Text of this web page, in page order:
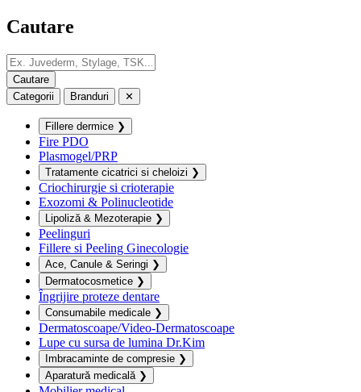
Cautare
Categorii Branduri ✕
Fillere dermice ❯
Fire PDO
Plasmogel/PRP
Tratamente cicatrici si cheloizi ❯
Criochirurgie si crioterapie
Exozomi & Polinucleotide
Lipoliză & Mezoterapie ❯
Peelinguri
Fillere si Peeling Ginecologie
Ace, Canule & Seringi ❯
Dermatocosmetice ❯
Îngrijire proteze dentare
Consumabile medicale ❯
Dermatoscoape/Video-Dermatoscoape
Lupe cu sursa de lumina Dr.Kim
Imbracaminte de compresie ❯
Aparatură medicală ❯